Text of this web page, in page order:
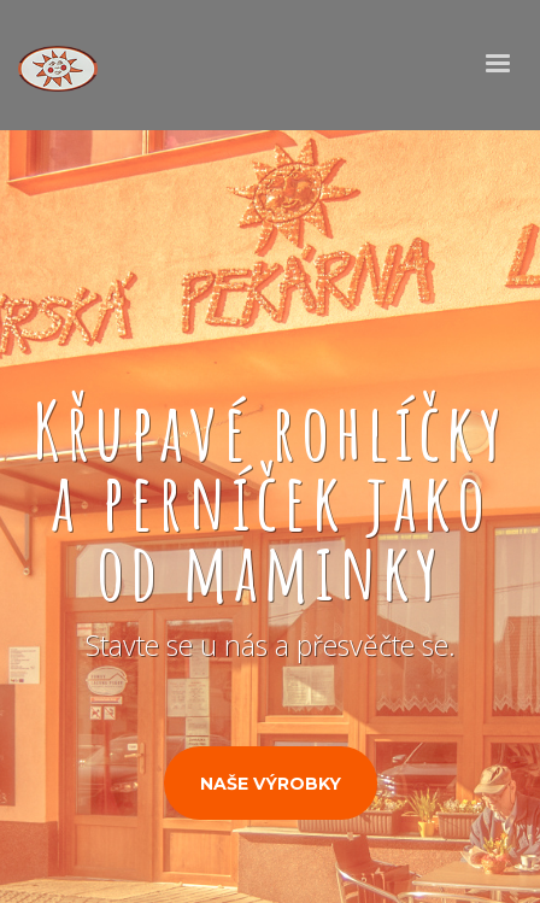
Křupavé rohlíčky
a perníček jako
od maminky
Stavte se u nás a přesvěčte se.
NAŠE VÝROBKY